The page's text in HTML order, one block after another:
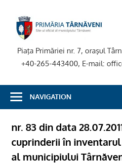
content
Piaţa Primăriei nr. 7, oraşul
+40-265-443400, E-mail:
NAVIGATION
nr. 83 din data
cuprinderii în
al municipiului